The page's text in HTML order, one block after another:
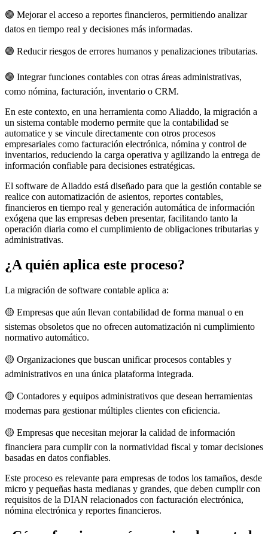
🟣 Mejorar el acceso a reportes financieros, permitiendo analizar
datos en tiempo real y decisiones más informadas.
🟣 Reducir riesgos de errores humanos y penalizaciones tributarias.
🟣 Integrar funciones contables con otras áreas administrativas,
como nómina, facturación, inventario o CRM.
En este contexto, en una herramienta como Aliaddo, la migración a
un sistema contable moderno permite que la contabilidad se
automatice y se vincule directamente con otros procesos
empresariales como facturación electrónica, nómina y control de
inventarios, reduciendo la carga operativa y agilizando la entrega de
información confiable para decisiones estratégicas.
El software de Aliaddo está diseñado para que la gestión contable se
realice con automatización de asientos, reportes contables,
financieros en tiempo real y generación automática de información
exógena que las empresas deben presentar, facilitando tanto la
operación diaria como el cumplimiento de obligaciones tributarias y
administrativas.
¿A quién aplica este proceso?
La migración de software contable aplica a:
🟡 Empresas que aún llevan contabilidad de forma manual o en
sistemas obsoletos que no ofrecen automatización ni cumplimiento
normativo automático.
🟡 Organizaciones que buscan unificar procesos contables y
administrativos en una única plataforma integrada.
🟡 Contadores y equipos administrativos que desean herramientas
modernas para gestionar múltiples clientes con eficiencia.
🟡 Empresas que necesitan mejorar la calidad de información
financiera para cumplir con la normatividad fiscal y tomar decisiones
basadas en datos confiables.
Este proceso es relevante para empresas de todos los tamaños, desde
micro y pequeñas hasta medianas y grandes, que deben cumplir con
requisitos de la DIAN relacionados con facturación electrónica,
nómina electrónica y reportes financieros.